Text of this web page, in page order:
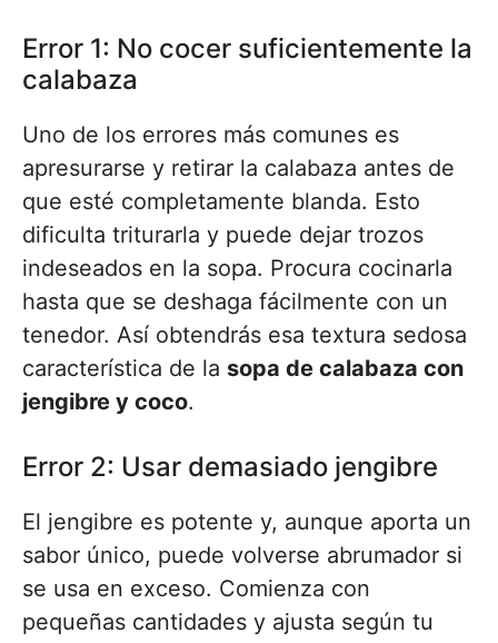
Error 1: No cocer suficientemente la
calabaza
Uno de los errores más comunes es
apresurarse y retirar la calabaza antes de
que esté completamente blanda. Esto
dificulta triturarla y puede dejar trozos
indeseados en la sopa. Procura cocinarla
hasta que se deshaga fácilmente con un
tenedor. Así obtendrás esa textura sedosa
característica de la sopa de calabaza con
jengibre y coco.
Error 2: Usar demasiado jengibre
El jengibre es potente y, aunque aporta un
sabor único, puede volverse abrumador si
se usa en exceso. Comienza con
pequeñas cantidades y ajusta según tu